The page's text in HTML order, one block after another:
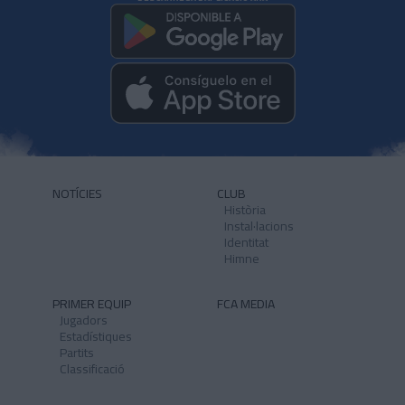
NOTÍCIES CLUB
Història
Instal·lacions
Identitat
Himne
PRIMER EQUIP
Jugadors
Estadístiques
Partits
Classificació
FCA MEDIA